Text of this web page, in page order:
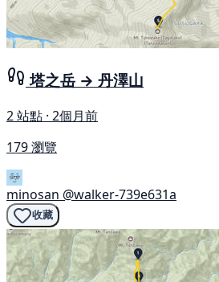
塔之岳 → 丹澤山
2 站點 · 2個月前
179 瀏覽
minosan @walker-739e631a
收藏